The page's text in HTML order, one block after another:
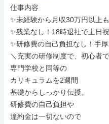
仕事内容
✨未経験から月収30万円以上
✨残業なし！18時退社で土日
✨研修費の自己負担なし！手
＼充実の研修制度で、初心者
専門学校と同等の
カリキュラムを2週間
基礎からしっかり伝授。
研修費の自己負担や
違約金は一切ないので